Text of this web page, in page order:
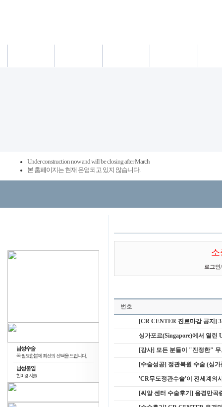
Under construction now and will be closing after March
본 홈페이지는 현재 운영되고 있지 않습니다.
소
로그인 /
번호
[CR CENTER 진료마감 공지]
싱가포르(Singapore)에서 열린
[감사] 모든 분들이 "진정한"
[수술성공] 정관복원 수술 (싱가
'CR무도정관수술'이 전세계의
[씨알 센터 수술후기] 음경만